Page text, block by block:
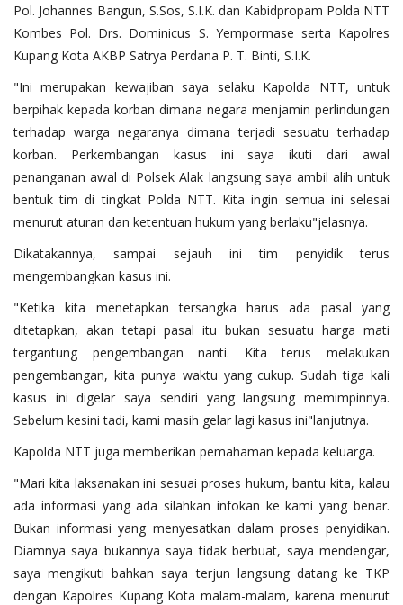
Pol. Johannes Bangun, S.Sos, S.I.K. dan Kabidpropam Polda NTT
Kombes Pol. Drs. Dominicus S. Yempormase serta Kapolres
Kupang Kota AKBP Satrya Perdana P. T. Binti, S.I.K.
"Ini merupakan kewajiban saya selaku Kapolda NTT, untuk
berpihak kepada korban dimana negara menjamin perlindungan
terhadap warga negaranya dimana terjadi sesuatu terhadap
korban. Perkembangan kasus ini saya ikuti dari awal
penanganan awal di Polsek Alak langsung saya ambil alih untuk
bentuk tim di tingkat Polda NTT. Kita ingin semua ini selesai
menurut aturan dan ketentuan hukum yang berlaku"jelasnya.
Dikatakannya, sampai sejauh ini tim penyidik terus
mengembangkan kasus ini.
"Ketika kita menetapkan tersangka harus ada pasal yang
ditetapkan, akan tetapi pasal itu bukan sesuatu harga mati
tergantung pengembangan nanti. Kita terus melakukan
pengembangan, kita punya waktu yang cukup. Sudah tiga kali
kasus ini digelar saya sendiri yang langsung memimpinnya.
Sebelum kesini tadi, kami masih gelar lagi kasus ini"lanjutnya.
Kapolda NTT juga memberikan pemahaman kepada keluarga.
"Mari kita laksanakan ini sesuai proses hukum, bantu kita, kalau
ada informasi yang ada silahkan infokan ke kami yang benar.
Bukan informasi yang menyesatkan dalam proses penyidikan.
Diamnya saya bukannya saya tidak berbuat, saya mendengar,
saya mengikuti bahkan saya terjun langsung datang ke TKP
dengan Kapolres Kupang Kota malam-malam, karena menurut